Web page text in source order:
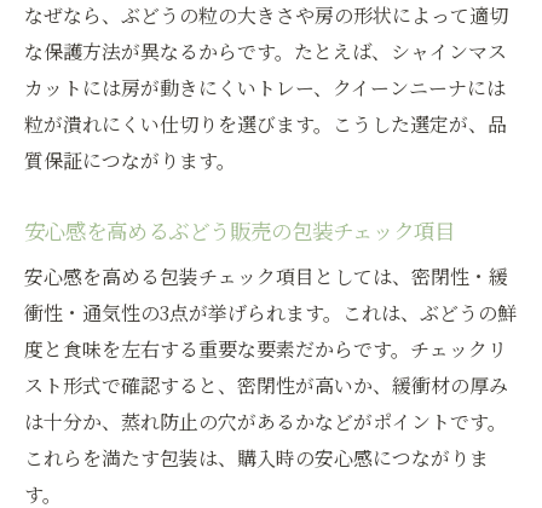
なぜなら、ぶどうの粒の大きさや房の形状によって適切
な保護方法が異なるからです。たとえば、シャインマス
カットには房が動きにくいトレー、クイーンニーナには
粒が潰れにくい仕切りを選びます。こうした選定が、品
質保証につながります。
安心感を高めるぶどう販売の包装チェック項目
安心感を高める包装チェック項目としては、密閉性・緩
衝性・通気性の3点が挙げられます。これは、ぶどうの鮮
度と食味を左右する重要な要素だからです。チェックリ
スト形式で確認すると、密閉性が高いか、緩衝材の厚み
は十分か、蒸れ防止の穴があるかなどがポイントです。
これらを満たす包装は、購入時の安心感につながりま
す。